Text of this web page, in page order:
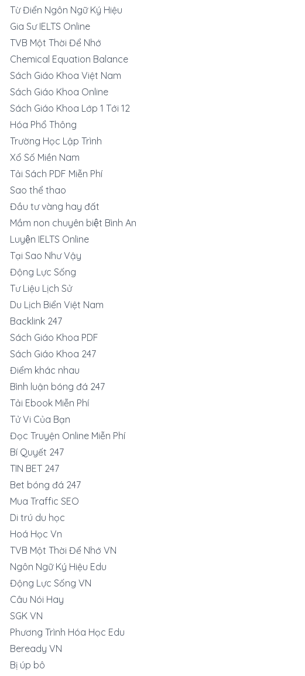
Từ Điển Ngôn Ngữ Ký Hiệu
Gia Sư IELTS Online
TVB Một Thời Để Nhớ
Chemical Equation Balance
Sách Giáo Khoa Việt Nam
Sách Giáo Khoa Online
Sách Giáo Khoa Lớp 1 Tới 12
Hóa Phổ Thông
Trường Học Lập Trình
Xổ Số Miền Nam
Tải Sách PDF Miễn Phí
Sao thể thao
Đầu tư vàng hay đất
Mầm non chuyên biệt Bình An
Luyện IELTS Online
Tại Sao Như Vậy
Động Lực Sống
Tư Liệu Lịch Sử
Du Lịch Biển Việt Nam
Backlink 247
Sách Giáo Khoa PDF
Sách Giáo Khoa 247
Điểm khác nhau
Bình luận bóng đá 247
Tải Ebook Miễn Phí
Tử Vi Của Bạn
Đọc Truyện Online Miễn Phí
Bí Quyết 247
TIN BET 247
Bet bóng đá 247
Mua Traffic SEO
Di trú du học
Hoá Học Vn
TVB Một Thời Để Nhớ VN
Ngôn Ngữ Ký Hiệu Edu
Động Lực Sống VN
Câu Nói Hay
SGK VN
Phương Trình Hóa Học Edu
Beready VN
Bị úp bô